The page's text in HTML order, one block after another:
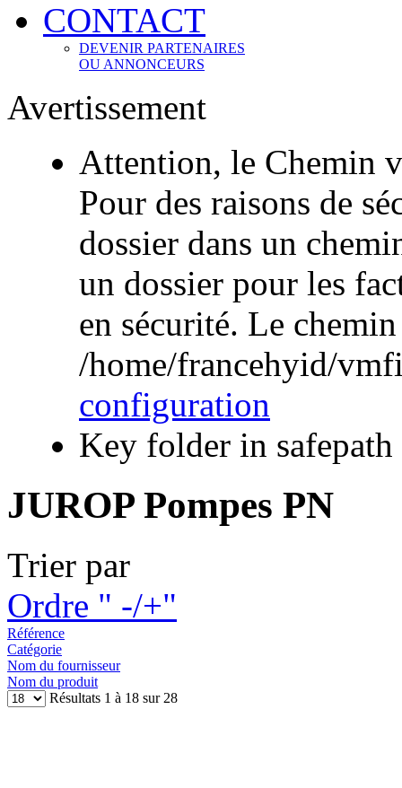
CONTACT
DEVENIR PARTENAIRES
OU ANNONCEURS
Avertissement
Attention, le Chemin
Pour des raisons de
dossier dans un
un dossier pour les
en sécurité. Le
/home/francehyid/
configuration
Key folder in safepath
JUROP Pompes PN
Trier par
Ordre " -/+"
Référence
Catégorie
Nom du fournisseur
Nom du produit
Résultats 1 à 18 sur 28